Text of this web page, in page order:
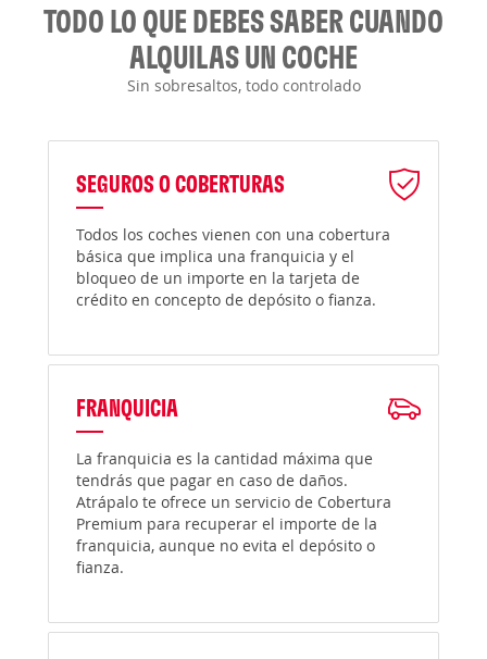
TODO LO QUE DEBES SABER CUANDO
ALQUILAS UN COCHE
Sin sobresaltos, todo controlado
SEGUROS O COBERTURAS
Todos los coches vienen con una cobertura
básica que implica una franquicia y el
bloqueo de un importe en la tarjeta de
crédito en concepto de depósito o fianza.
FRANQUICIA
La franquicia es la cantidad máxima que
tendrás que pagar en caso de daños.
Atrápalo te ofrece un servicio de Cobertura
Premium para recuperar el importe de la
franquicia, aunque no evita el depósito o
fianza.